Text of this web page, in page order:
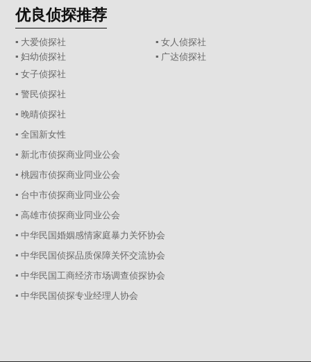
优良侦探推荐
▪ 大爱侦探社
▪ 女人侦探社
▪ 妇幼侦探社
▪ 广达侦探社
▪ 女子侦探社
▪ 警民侦探社
▪ 晚晴侦探社
▪ 全国新女性
▪ 新北市侦探商业同业公会
▪ 桃园市侦探商业同业公会
▪ 台中市侦探商业同业公会
▪ 高雄市侦探商业同业公会
▪ 中华民国婚姻感情家庭暴力关怀协会
▪ 中华民国侦探品质保障关怀交流协会
▪ 中华民国工商经济市场调查侦探协会
▪ 中华民国侦探专业经理人协会